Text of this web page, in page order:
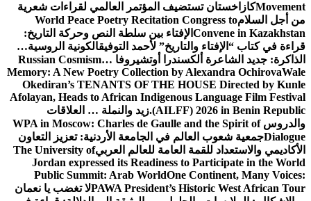
Movementكازاخستان تستضيف المؤتمر العالمي لقراءات شعرية
من أجل السلامWorld Peace Poetry Recitation Congress to
Convene in Kazakhstan الإفتاء بين سلطة النص وحركة التاريخ:
قراءة في كتاب “الإفتاء والتاريخ” لأحمد التوفيقالكونية الروسية…
الذاكرة: جديد الشاعرة ألكسندرا أوتشيروفا Russian Cosmism…
Memory: A New Poetry Collection by Alexandra OchirovaWale
Okediran’s TENANTS OF THE HOUSE Directed by Kunle
Afolayan, Heads to African Indigenous Language Film Festival
(AILFF) 2026 in Benin Republic. زيد والنملة … العلاقات
والدروسWPA in Moscow: Charles de Gaulle and the Spirit of
Dialogueجمعية شعوب العالم في الجامعة الأردنية: تعزيز التعاون
الأكاديمي والاستعداد للقمة العامة للعالم العربيThe University of
Jordan expressed its Readiness to Participate in the World
Public Summit: Arab WorldOne Continent, Many Voices:
PAWA President’s Historic West African Tourلا تغضب يا نعمان